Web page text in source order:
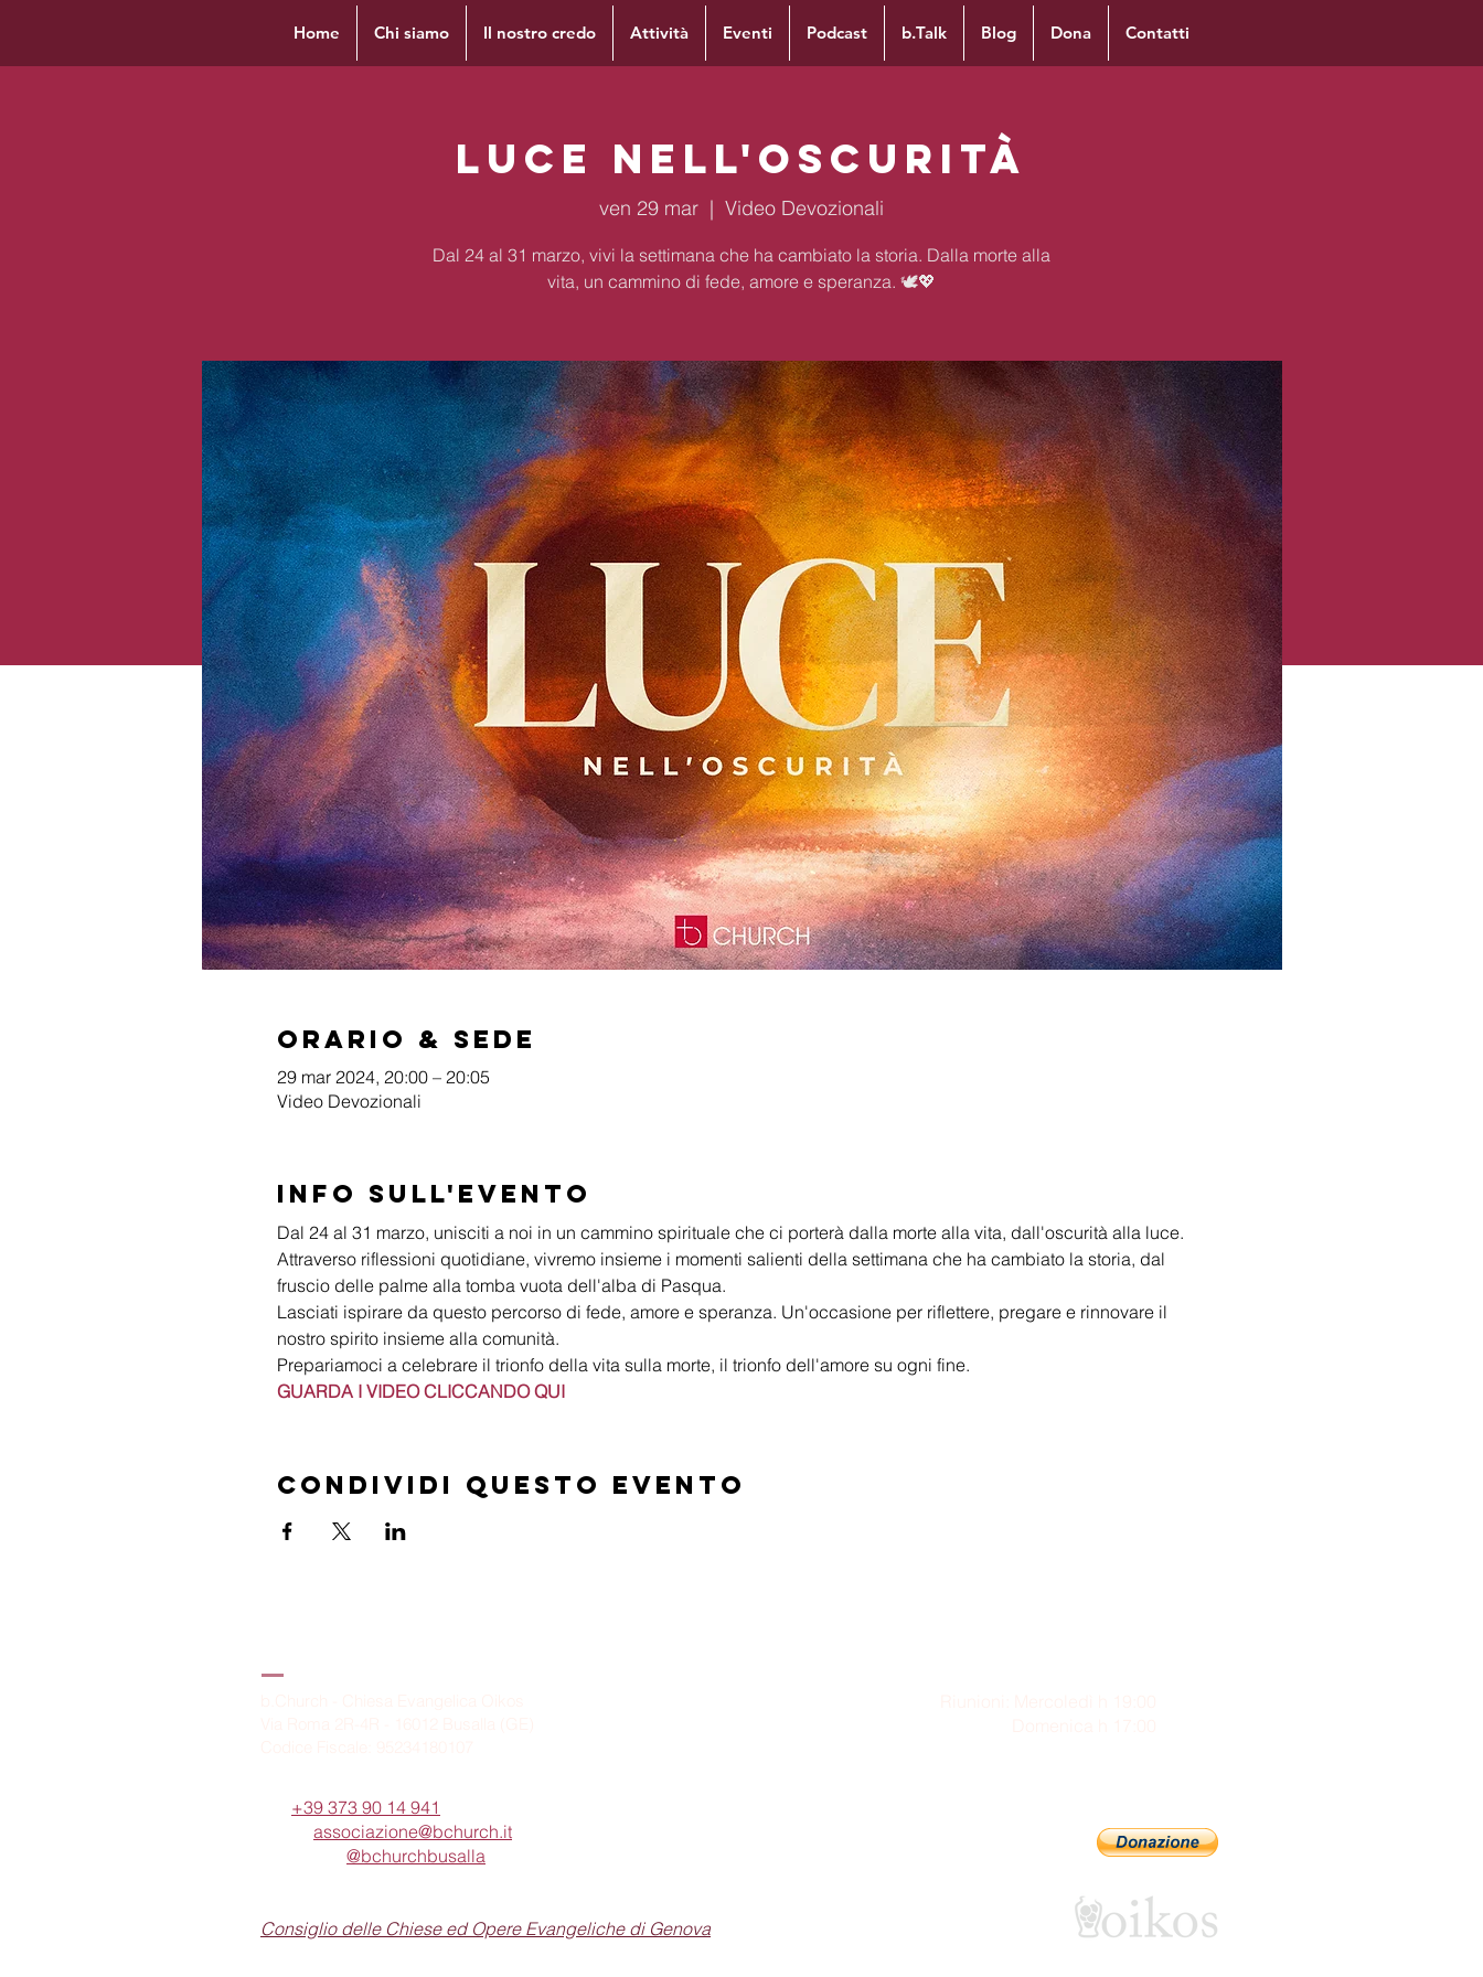
Home Chi siamo Il nostro credo Attività Eventi Podcast b.Talk Blog Dona Contatti
Luce nell'oscurità
ven 29 mar
  |
Video Devozionali
Dal 24 al 31 marzo, vivi la settimana che ha cambiato la storia. Dalla morte alla
vita, un cammino di fede, amore e speranza. 🕊️💖
Orario & Sede
29 mar 2024, 20:00 – 20:05
Video Devozionali
Info sull'evento
Dal 24 al 31 marzo, unisciti a noi in un cammino spirituale che ci porterà dalla morte alla vita, dall'oscurità alla luce.
Attraverso riflessioni quotidiane, vivremo insieme i momenti salienti della settimana che ha cambiato la storia, dal
fruscio delle palme alla tomba vuota dell'alba di Pasqua.
Lasciati ispirare da questo percorso di fede, amore e speranza. Un'occasione per riflettere, pregare e rinnovare il
nostro spirito insieme alla comunità.
Prepariamoci a celebrare il trionfo della vita sulla morte, il trionfo dell'amore su ogni fine.
GUARDA I VIDEO CLICCANDO QUI
Condividi questo evento
+39 373 90 14 941
associazione@bchurch.it
@bchurchbusalla
Consiglio delle Chiese ed Opere Evangeliche di Genova